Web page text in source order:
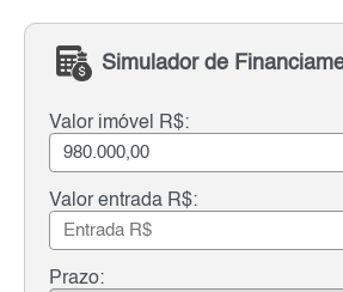
Simulador de
Valor imóvel R$:
Valor entrada R$:
Prazo: